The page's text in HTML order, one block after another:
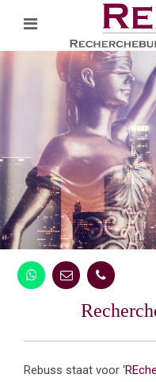
Rebuss staat voor ‘